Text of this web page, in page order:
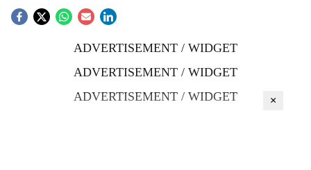
ADVERTISEMENT / WIDGET
ADVERTISEMENT / WIDGET
ADVERTISEMENT / WIDGET
×